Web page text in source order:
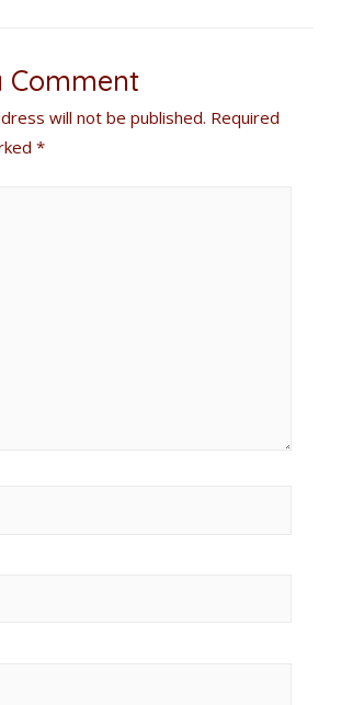
Comment
will not be published. Required
*